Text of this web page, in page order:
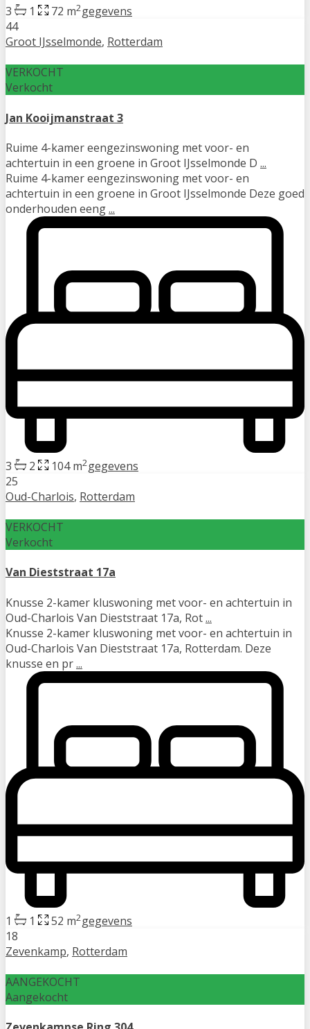
3 1 72 m2gegevens
44
Groot IJsselmonde, Rotterdam
VERKOCHT
Verkocht
Jan Kooijmanstraat 3
Ruime 4-kamer eengezinswoning met voor- en
achtertuin in een groene in Groot IJsselmonde D ...
Ruime 4-kamer eengezinswoning met voor- en
achtertuin in een groene in Groot IJsselmonde Deze goed
onderhouden eeng...
3 2 104 m2gegevens
25
Oud-Charlois, Rotterdam
VERKOCHT
Verkocht
Van Dieststraat 17a
Knusse 2-kamer kluswoning met voor- en achtertuin in
Oud-Charlois Van Dieststraat 17a, Rot...
Knusse 2-kamer kluswoning met voor- en achtertuin in
Oud-Charlois Van Dieststraat 17a, Rotterdam. Deze
knusse en pr...
1 1 52 m2gegevens
18
Zevenkamp, Rotterdam
AANGEKOCHT
Aangekocht